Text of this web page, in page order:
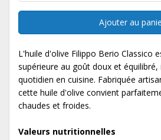
Ajouter au
L'huile d'olive Filippo Berio Classico
supérieure au goût doux et équilibré,
quotidien en cuisine. Fabriquée
cette huile d'olive convient
chaudes et froides.
Valeurs nutritionnelles